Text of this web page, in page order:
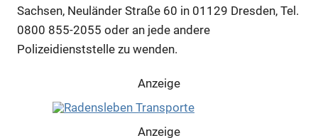
Sachsen, Neuländer Straße 60 in 01129 Dresden, Tel.
0800 855-2055 oder an jede andere
Polizeidienststelle zu wenden.
Anzeige
Anzeige